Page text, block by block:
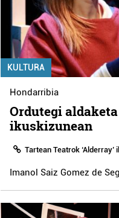
KULTURA
Hondarribia
Ordutegi
ikuskizunean
Tartean Teatrok
Imanol Saiz Gomez de